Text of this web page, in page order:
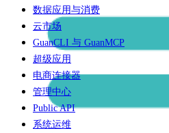
数据应用与消费
云市场
GuanCLI 与 GuanMCP
超级应用
电商连接器
管理中心
Public API
系统运维